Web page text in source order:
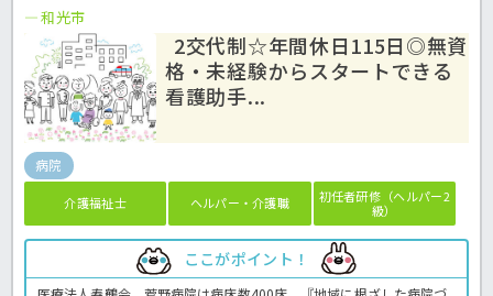
和光市
2交代制☆年間休日115日◎無資
格・未経験からスタートできる
看護助手...
病院
介護福祉士 ヘルパー・介護職
初任者研修（ヘルパー2
級）
ここがポイント！